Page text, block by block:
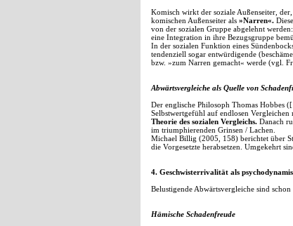
Komisch wirkt der soziale Außenseiter,
komischen Außenseiter als »Narren«.
von der sozialen Gruppe abgelehnt
eine Integration in ihre Bezugsgruppe
In der sozialen Funktion eines
tendenziell sogar entwürdigende
bzw. »zum Narren gemacht« werde (vgl.
Abwärtsvergleiche als Quelle von
Der englische Philosoph Thomas Hobbes
Selbstwertgefühl auf endlosen
Theorie des sozialen Vergleichs. Danach
im triumphierenden Grinsen / Lachen.
Michael Billig (2005, 158) berichtet über
die Vorgesetzte herabsetzen. Umgekehrt
4. Geschwisterrivalität als
Belustigende Abwärtsvergleiche sind
Hämische Schadenfreude